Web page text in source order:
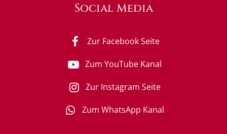
Social Media
Zur Facebook Seite
Zum YouTube Kanal
Zur Instagram Seite
Zum WhatsApp Kanal